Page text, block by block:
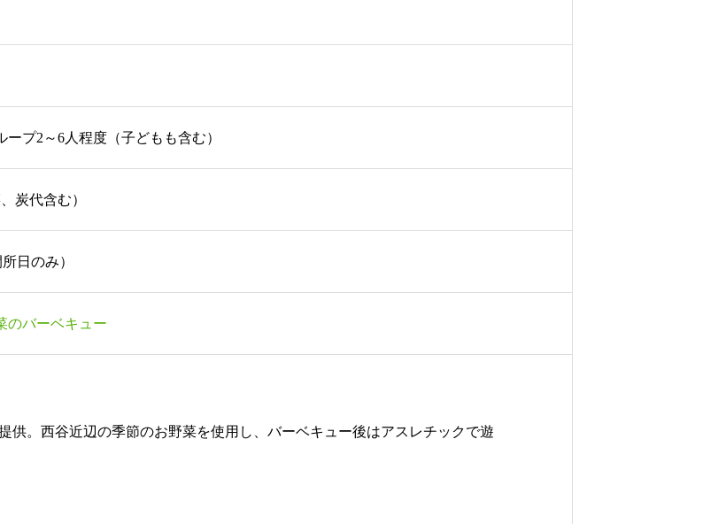
ープ2～6人程度（子どもも含む）
炭代含む）
日のみ）
のバーベキュー
供。西谷近辺の季節のお野菜を使用し、バーベキュー後はアスレチックで遊